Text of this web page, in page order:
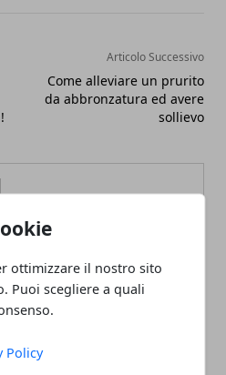
ottimizzare il nostro sito
Puoi scegliere a quali
Policy
Articolo Successivo
Come alleviare un prurito
da abbronzatura ed avere
sollievo
Redazione